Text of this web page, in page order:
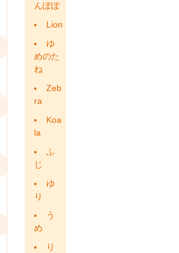
んぽぽ
Lion
ゆ
めのた
ね
Zeb
ra
Koa
la
ふ
じ
ゆ
り
う
め
り